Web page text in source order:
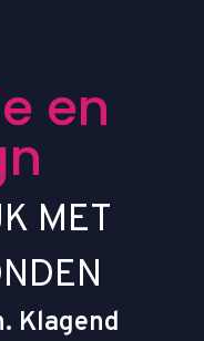
e en
n
K MET
NDEN
Klagend